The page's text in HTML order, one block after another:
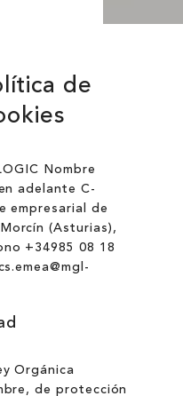
de
Nombre
adelante C-
empresarial de
(Asturias),
+34985 08 18
Orgánica
de protección